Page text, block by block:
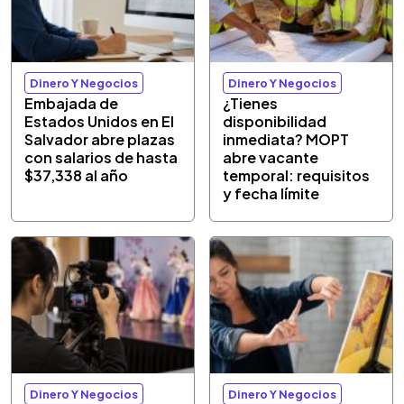
Dinero Y Negocios
Embajada de
Estados Unidos en El
Salvador abre plazas
con salarios de hasta
$37,338 al año
Dinero Y Negocios
¿Tienes
disponibilidad
inmediata? MOPT
abre vacante
temporal: requisitos
y fecha límite
Dinero Y Negocios Dinero Y Negocios